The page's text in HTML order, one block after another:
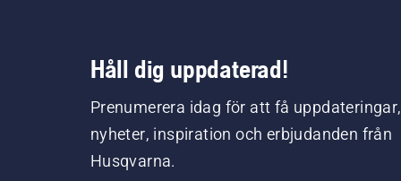
Håll dig uppdaterad!
Prenumerera idag för att få uppdateringar,
nyheter, inspiration och erbjudanden från
Husqvarna.